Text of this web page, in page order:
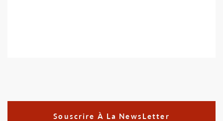
Souscrire À La NewsLetter